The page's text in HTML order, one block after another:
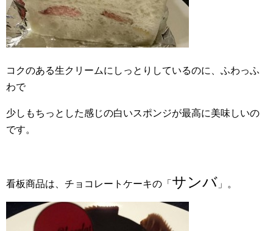
コクのある生クリームにしっとりしているのに、ふわっふ
わで
少しもちっとした感じの白いスポンジが最高に美味しいの
です。
看板商品は、チョコレートケーキの「 サンバ 」。